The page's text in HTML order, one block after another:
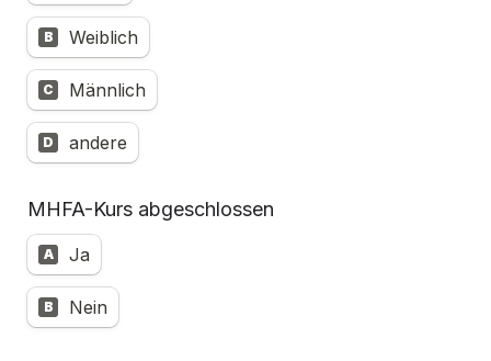
B Weiblich
C Männlich
D andere
MHFA-Kurs abgeschlossen
A Ja
B Nein